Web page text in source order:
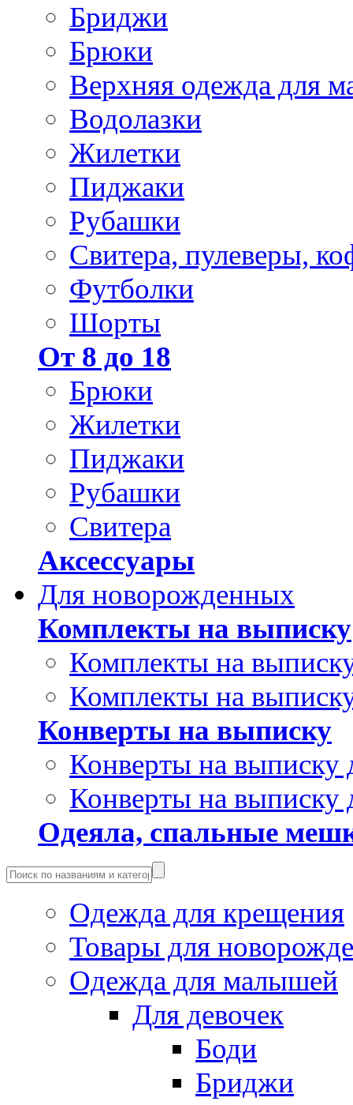
Бриджи
Брюки
Верхняя одежда для
Водолазки
Жилетки
Пиджаки
Рубашки
Свитера, пулеверы,
Футболки
Шорты
От 8 до 18
Брюки
Жилетки
Пиджаки
Рубашки
Свитера
Аксессуары
Для новорожденных
Комплекты на выписку
Комплекты на
Комплекты на
Конверты на выписку
Конверты на выписку
Конверты на выписку
Одеяла, спальные
Одежда для крещения
Товары для
Одежда для малышей
Для девочек
Боди
Бриджи